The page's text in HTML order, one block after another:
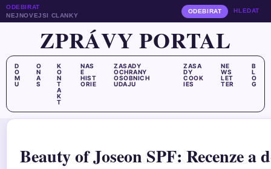
ODEBIRAT
NEJNOVEJSI CLANKY
ODEBIRAT HLEDAT
ZPRÁVY PORTAL
D
O
M
U
O
N
A
S
K
O
N
T
A
K
T
NAS
E
HIST
ORIE
ZASADY
OCHRANY
OSOBNICH
UDAJU
ZASA
DY
COOK
IES
NE
WS
LET
TER
B
L
O
G
Beauty of Joseon SPF: Recenze a